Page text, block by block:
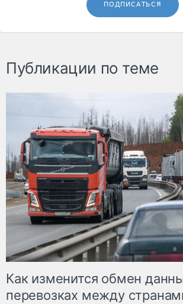
ПОДПИСАТЬСЯ
Публикации по теме
Как изменится обмен
перевозках между